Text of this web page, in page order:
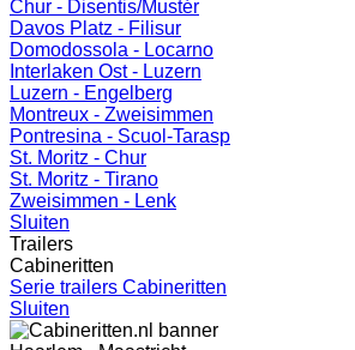
Chur - Disentis/Mustér
Davos Platz - Filisur
Domodossola - Locarno
Interlaken Ost - Luzern
Luzern - Engelberg
Montreux - Zweisimmen
Pontresina - Scuol-Tarasp
St. Moritz - Chur
St. Moritz - Tirano
Zweisimmen - Lenk
Sluiten
Trailers
Cabineritten
Serie trailers Cabineritten
Sluiten